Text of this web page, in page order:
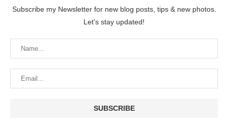
Subscribe my Newsletter for new blog posts, tips & new photos.
Let's stay updated!